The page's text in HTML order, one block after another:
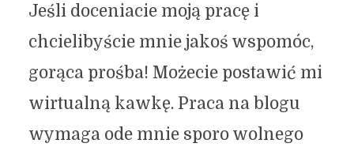
Jeśli doceniacie moją pracę i
chcielibyście mnie jakoś wspomóc,
gorąca prośba! Możecie postawić mi
wirtualną kawkę. Praca na blogu
wymaga ode mnie sporo wolnego